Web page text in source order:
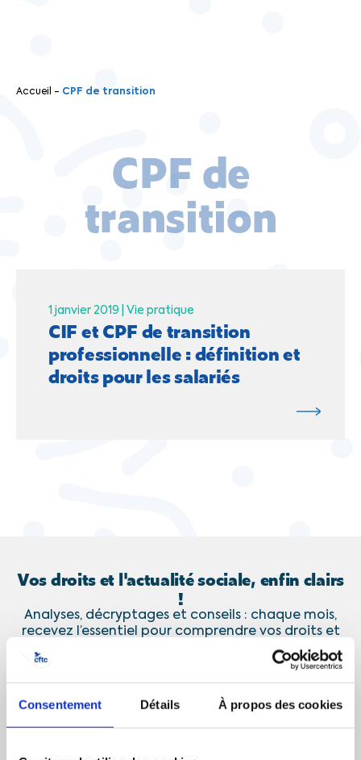
Consentement Détails À propos des cookies
Accueil - CPF de transition
CPF de
transition
1 janvier 2019 | Vie pratique
CIF et CPF de transition
professionnelle : définition et
droits pour les salariés
Vos droits et l'actualité sociale, enfin clairs
!
Analyses, décryptages et conseils : chaque mois,
recevez l’essentiel pour comprendre vos droits et
les enjeux sociaux et économiques.
JE M’ABONNE
Désinscription en 1 clic
J’accepte de recevoir les communications de la CFTC